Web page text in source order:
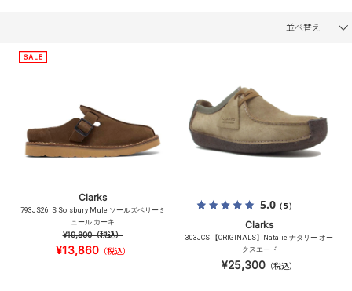
並べ替え
Clarks
793JS26_S Solsbury Mule ソールズベリーミ
ュール カーキ
¥19,800（税込）
¥13,860（税込）
5.0（5）
Clarks
303JCS 【ORIGINALS】Natalie ナタリー オー
クスエード
¥25,300 （税込）